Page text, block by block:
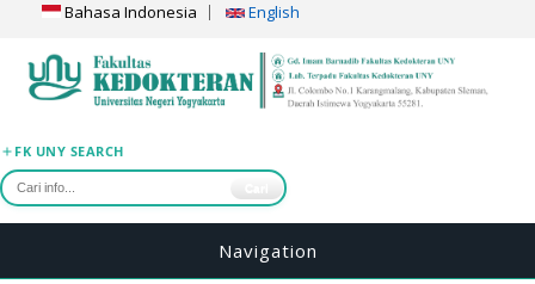
Bahasa Indonesia English
FK UNY SEARCH
Navigation